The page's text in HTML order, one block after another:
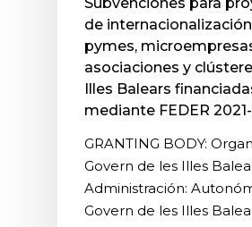
de
pymes,
asociaciones y
Illes Balears
mediante FEDER
GRANTING BODY:
Govern de les Illes
Administración:
Govern de les Illes